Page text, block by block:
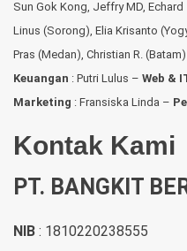
Sun Gok Kong, Jeffry MD,
Linus (Sorong), Elia Krisanto
Pras (Medan), Christian R.
Keuangan : Putri Lulus – Web &
Marketing : Fransiska Linda –
Kontak Kami
PT. BANGKIT
NIB : 1810220238555